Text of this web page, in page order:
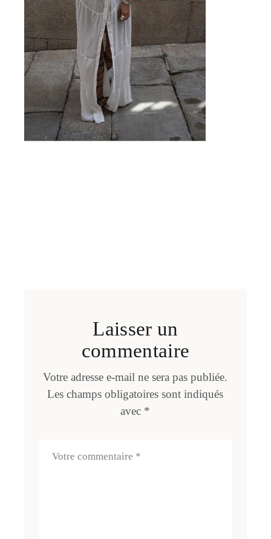
Laisser un
commentaire
Votre adresse e-mail ne sera pas publiée.
Les champs obligatoires sont indiqués
avec *